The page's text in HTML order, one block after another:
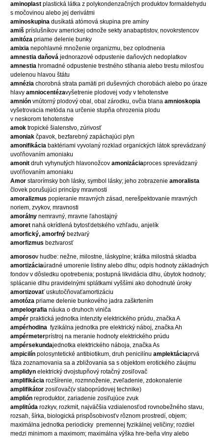
aminoplast plastická látka z polykondenzačných produktov formaldehydu
s močovinou alebo jej derivátmi
aminoskupina dusíkatá atómová skupina pre amíny
amiš príslušníkov americkej odnože sekty anabaptistov, novokrstencov
amitóza priame delenie bunky
amixia nepohlavné množenie organizmu, bez oplodnenia
amnestia daňová jednorazové odpustenie daňových nedoplatkov
amnestia hromadné odpustenie trestného stíhania alebo trestu milosťou
udelenou hlavou štátu
amnézia chorobná strata pamäti pri duševných chorobách alebo po úraze
hlavy amniocentézavyšetrenie plodovej vody v tehotenstve
amnión vnútorný plodový obal, obal zárodku, ovčia blana amnioskopia
vyšetrovacia metóda na určenie stupňa ohrozenia plodu
v neskorom tehotenstve
amok tropické šialenstvo, zúrivosť
amoniak čpavok, bezfarebný zapáchajúci plyn
amonifikácia baktériami vyvolaný rozklad organických látok sprevádzaný
uvoľňovaním amoniaku
amonit druh vyhynutých hlavonožcov amonizáciaproces sprevádzaný
uvoľňovaním amoniaku
Amor starorímsky boh lásky, symbol lásky; jeho zobrazenie amoralista
človek porušujúci princípy mravnosti
amoralizmus popieranie mravných zásad, nerešpektovanie mravných
noriem, zvykov, mravnosti
amorálny nemravný, mravne ľahostajný
amoret nahá okrídlená bytosťdetského vzhľadu, anjelík
amorfický, amorfný beztvarý
amorfizmus beztvarosť
amorosov hudbe: nežne, milostne, láskyplne; krátka milostná skladba
amortizáciaúradné umorenie listiny alebo dlhu; odpis hodnoty základných
fondov v dôsledku opotrebenia; postupná likvidácia dlhu, úbytok hodnoty;
splácanie dlhu pravidelnými splátkami vyššími ako dohodnuté úroky
amortizovať uskutočňovaťamortizáciu
amotóza priame delenie bunkového jadra zaškrtením
ampelografia náuka o druhoch viniča
ampér praktická jednotka intenzity elektrického prúdu, značka A
ampérhodina fyzikálna jednotka pre elektrický náboj, značka Ah
ampérmeterprístroj na meranie hodnoty elektrického prúdu
ampérsekundajednotka elektrického náboja, značka As
ampicilín polosyntetické antibiotikum, druh penicilínu amplektáciaprvá
fáza zoznamovania sa a zbližovania sa s objektom erotického záujmu
amplidyn elektrický dvojstupňový rotačný zosiľovač
amplifikácia rozšírenie, rozmnoženie, zveľadenie, zdokonalenie
amplifikátor zosiľovač(v slaboprúdovej technike)
amplión reproduktor, zariadenie zosiľujúce zvuk
amplitúda rozkyv, rozkmit, najväčšia vzdialenosťod rovnobežného stavu,
rozsah, šírka, biologická prispôsobivosťv rôznom prostredí, objem;
maximálna jednotka periodicky premennej fyzikálnej veličiny; rozdiel
medzi minimom a maximom; maximálna výška hre-beňa vlny alebo